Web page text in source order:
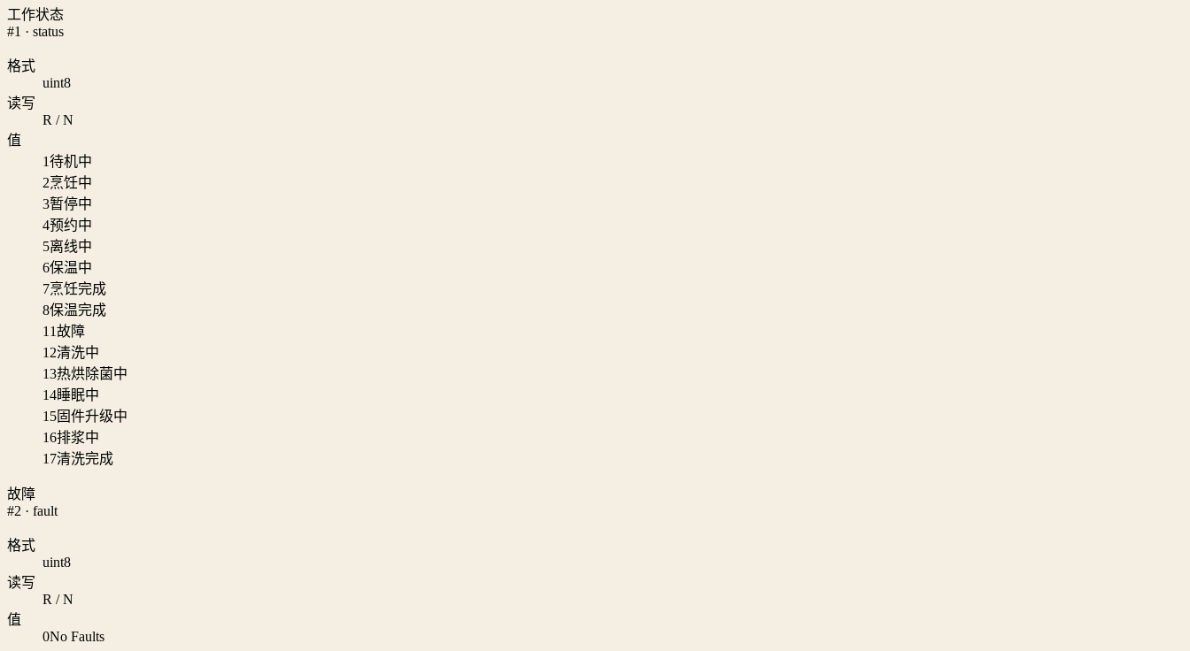
工作状态
#1 · status
格式
uint8
读写
R / N
值
1待机中
2烹饪中
3暂停中
4预约中
5离线中
6保温中
7烹饪完成
8保温完成
11故障
12清洗中
13热烘除菌中
14睡眠中
15固件升级中
16排浆中
17清洗完成
故障
#2 · fault
格式
uint8
读写
R / N
值
0No Faults